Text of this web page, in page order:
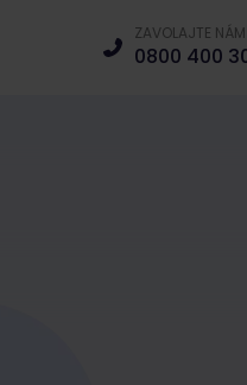
ZAVOLAJTE NÁM
0800 400